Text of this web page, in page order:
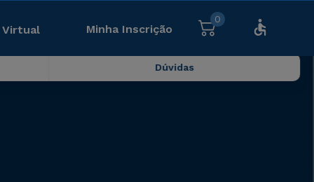
Virtual Minha Inscrição
0
Dúvidas